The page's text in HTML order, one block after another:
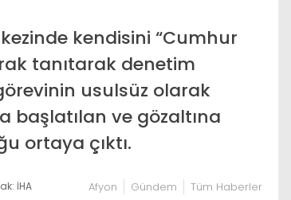
kendisini “Cumhur
tanıtarak denetim
usulsüz olarak
başlatılan ve gözaltına
ortaya çıktı.
İHA Afyon Gündem Tüm Haberler